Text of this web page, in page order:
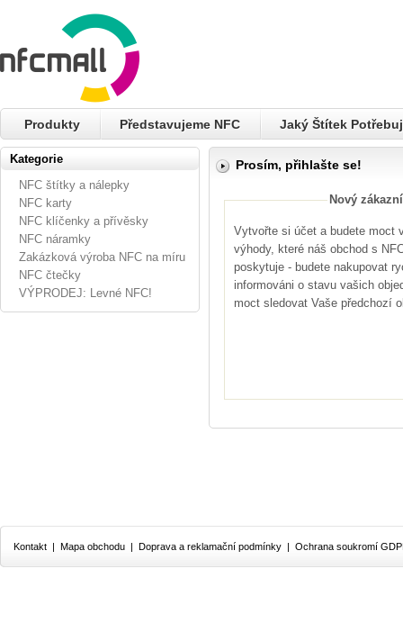
Produkty Představujeme NFC Jaký Štítek
Kategorie
NFC štítky a nálepky
NFC karty
NFC klíčenky a přívěsky
NFC náramky
Zakázková výroba NFC na míru
NFC čtečky
VÝPRODEJ: Levné NFC!
Prosím, přihlašte se!
Nový
Vytvořte si účet a budete moct
výhody, které náš obchod s
poskytuje - budete nakupovat
informováni o stavu vašich
moct sledovat Vaše předchozí
Kontakt | Mapa obchodu | Doprava a reklamační podmínky | Ochrana soukromí